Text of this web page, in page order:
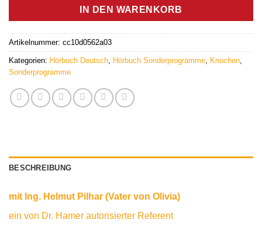
IN DEN WARENKORB
Artikelnummer: cc10d0562a03
Kategorien: Hörbuch Deutsch Hörbuch Sonderprogramme Knochen
Sonderprogramme
BESCHREIBUNG
mit Ing. Helmut Pilhar (Vater von Olivia)
ein von Dr. Hamer autorisierter Referent